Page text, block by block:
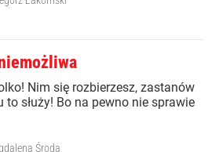
Nim się rozbierzesz, zastanów
to służy! Bo na pewno nie sprawie
Środa